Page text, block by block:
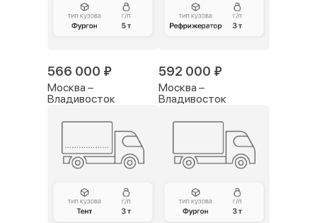
566 000 ₽
Москва –
Владивосток
592 000 ₽
Москва –
Владивосток